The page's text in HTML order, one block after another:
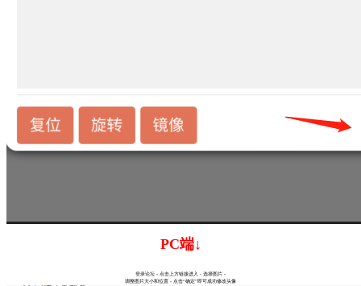
PC端↓
登录论坛 - 点击上方链接进入 - 选择图片 -
调整图片大小和位置 - 点击“确定”即可成功修改头像